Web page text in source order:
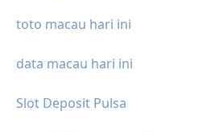
toto macau hari ini
data macau hari ini
Slot Deposit Pulsa